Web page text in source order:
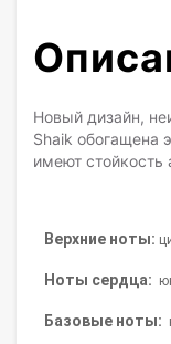
Новый дизайн,
Shaik обогащена
имеют стойкость
Верхние ноты:
Ноты сердца:
Базовые ноты: